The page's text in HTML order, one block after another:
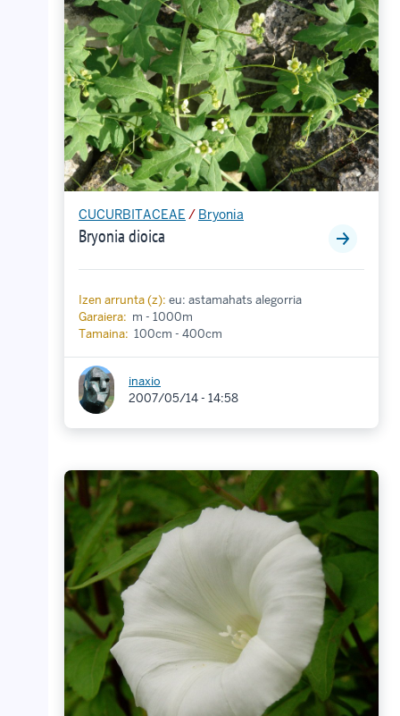
CUCURBITACEAE / Bryonia
Bryonia dioica
Izen arrunta (z): eu: astamahats alegorria
Garaiera: m - 1000m
Tamaina: 100cm - 400cm
inaxio
2007/05/14 - 14:58